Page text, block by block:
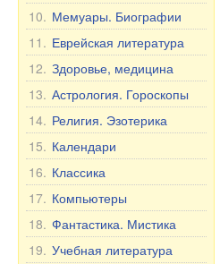
10. Мемуары. Биографии
11. Еврейская литература
12. Здоровье, медицина
13. Астрология. Гороскопы
14. Религия. Эзотерика
15. Календари
16. Классика
17. Компьютеры
18. Фантастика. Мистика
19. Учебная литература